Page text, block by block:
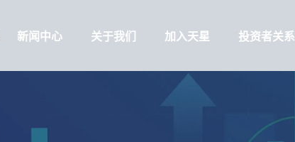
新闻中心 关于我们 加入天星 投资者关系